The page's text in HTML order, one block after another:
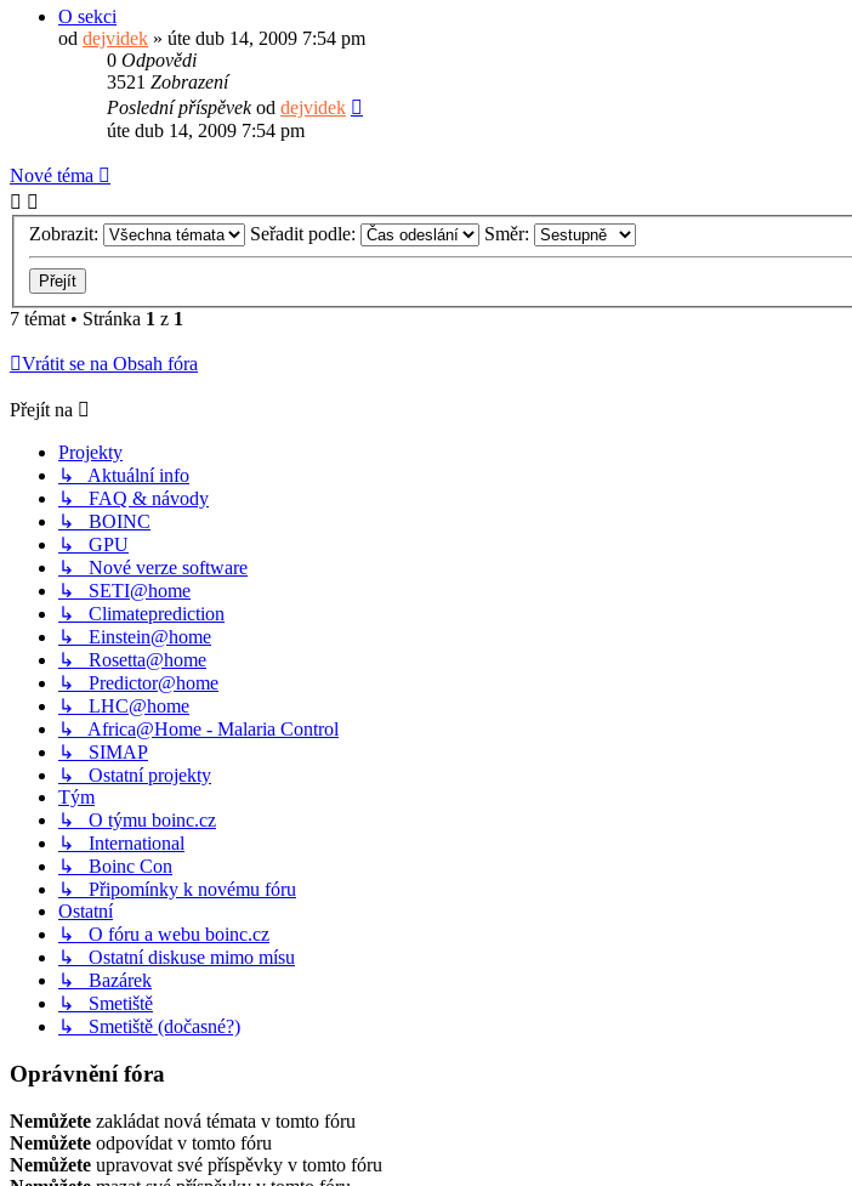
O sekci
od dejvidek » úte dub 14, 2009 7:54 pm
0 Odpovědi
3521 Zobrazení
Poslední příspěvekod dejvidek
úte dub 14, 2009 7:54 pm
Nové téma
Zobrazit: Seřadit podle: Směr:
7 témat • Stránka 1 z 1
Vrátit se na Obsah fóra
Přejít na
Projekty
↳ Aktuální info
↳ FAQ & návody
↳ BOINC
↳ GPU
↳ Nové verze software
↳ SETI@home
↳ Climateprediction
↳ Einstein@home
↳ Rosetta@home
↳ Predictor@home
↳ LHC@home
↳ Africa@Home - Malaria Control
↳ SIMAP
↳ Ostatní projekty
Tým
↳ O týmu boinc.cz
↳ International
↳ Boinc Con
↳ Připomínky k novému fóru
Ostatní
↳ O fóru a webu boinc.cz
↳ Ostatní diskuse mimo mísu
↳ Bazárek
↳ Smetiště
↳ Smetiště (dočasné?)
Oprávnění fóra
Nemůžete zakládat nová témata v tomto fóru
Nemůžete odpovídat v tomto fóru
Nemůžete upravovat své příspěvky v tomto fóru